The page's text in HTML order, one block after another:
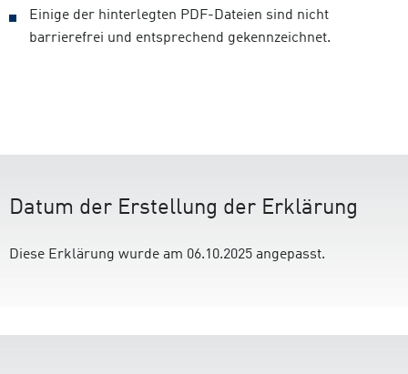
Einige der hinterlegten PDF-Dateien sind nicht
barrierefrei und entsprechend gekennzeichnet.
Datum der Erstellung der Erklärung
Diese Erklärung wurde am 06.10.2025 angepasst.